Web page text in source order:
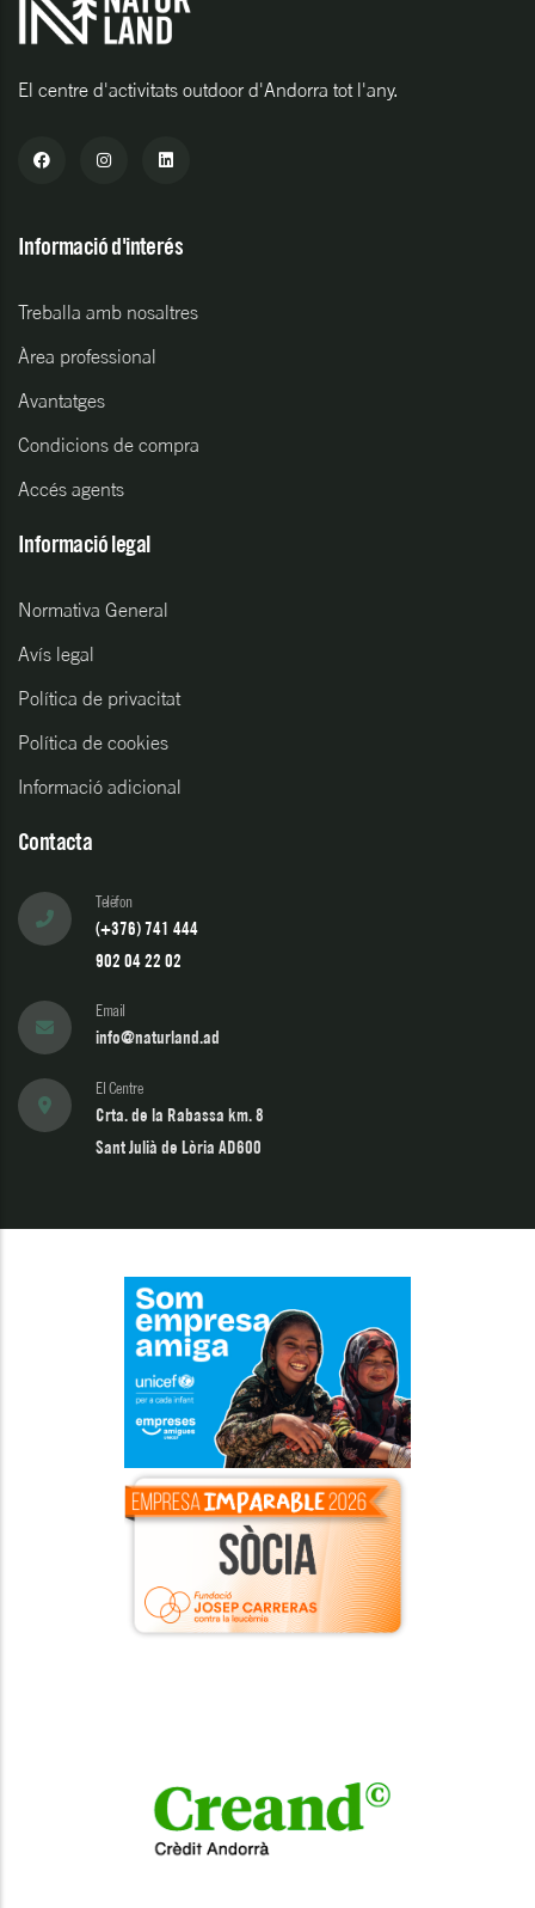
El centre d'activitats outdoor d'Andorra tot l'any.
Informació d'interés
Treballa amb nosaltres
Àrea professional
Avantatges
Condicions de compra
Accés agents
Informació legal
Normativa General
Avís legal
Política de privacitat
Política de cookies
Informació adicional
Contacta
Telèfon
(+376) 741 444
902 04 22 02
Email
info@naturland.ad
El Centre
Crta. de la Rabassa km. 8
Sant Julià de Lòria AD600